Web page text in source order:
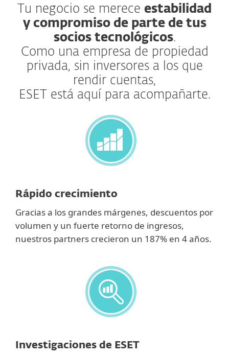
Tu negocio se merece estabilidad
y compromiso de parte de tus
socios tecnológicos.
Como una empresa de propiedad
privada, sin inversores a los que
rendir cuentas,
ESET está aquí para acompañarte.
Rápido crecimiento
Gracias a los grandes márgenes, descuentos por
volumen y un fuerte retorno de ingresos,
nuestros partners crecieron un 187% en 4 años.
Investigaciones de ESET